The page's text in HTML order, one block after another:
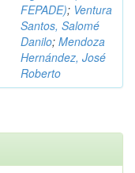
FEPADE); Ventura
Santos, Salomé
Danilo; Mendoza
Hernández, José
Roberto